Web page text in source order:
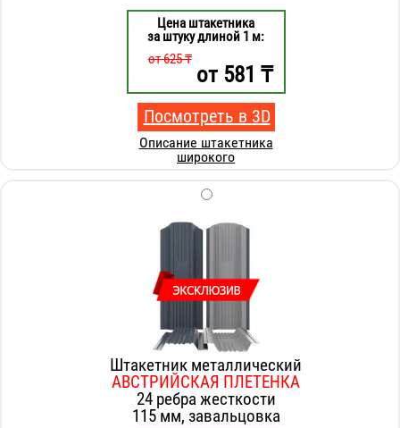
Цена штакетника
за штуку длиной 1 м:
от 625 ₸
от581 ₸
Посмотреть в 3D
Описание штакетника
широкого
Штакетник металлический
АВСТРИЙСКАЯ ПЛЕТЕНКА
24 ребра жесткости
115 мм, завальцовка